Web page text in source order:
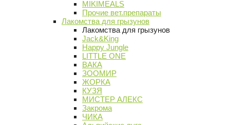
MIKIMEALS
Прочие вет.препараты
Лакомства для грызунов
Лакомства для грызунов
Jack&King
Happy Jungle
LITTLE ONE
ВАКА
ЗООМИР
ЖОРКА
КУЗЯ
МИСТЕР АЛЕКС
Закрома
ЧИКА